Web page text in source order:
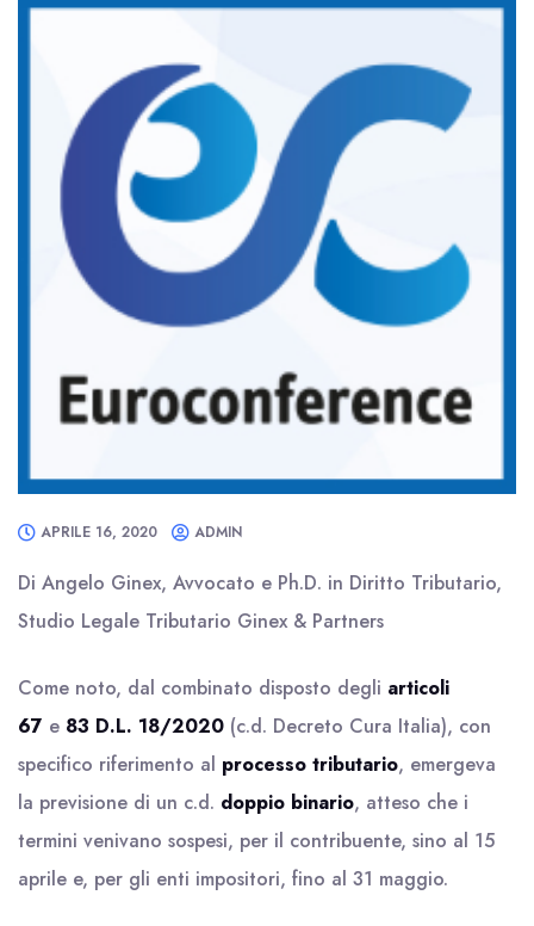
APRILE 16, 2020 ADMIN
Di Angelo Ginex, Avvocato e Ph.D. in Diritto Tributario,
Studio Legale Tributario Ginex & Partners
Come noto, dal combinato disposto degli articoli
67 e 83 D.L. 18/2020 (c.d. Decreto Cura Italia), con
specifico riferimento al processo tributario, emergeva
la previsione di un c.d. doppio binario, atteso che i
termini venivano sospesi, per il contribuente, sino al 15
aprile e, per gli enti impositori, fino al 31 maggio.